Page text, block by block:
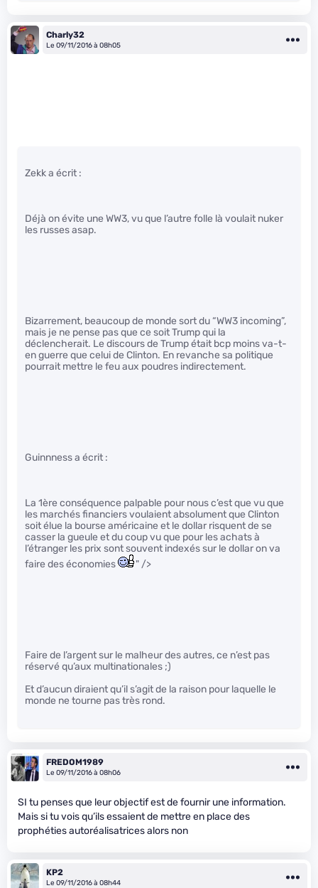
Charly32
Le 09/11/2016 à 08h05
Zekk a écrit :
Déjà on évite une WW3, vu que l’autre folle là voulait nuker
les russes asap.
Bizarrement, beaucoup de monde sort du “WW3 incoming”,
mais je ne pense pas que ce soit Trump qui la
déclencherait. Le discours de Trump était bcp moins va-t-
en guerre que celui de Clinton. En revanche sa politique
pourrait mettre le feu aux poudres indirectement.
Guinnness a écrit :
La 1ère conséquence palpable pour nous c’est que vu que
les marchés financiers voulaient absolument que Clinton
soit élue la bourse américaine et le dollar risquent de se
casser la gueule et du coup vu que pour les achats à
l’étranger les prix sont souvent indexés sur le dollar on va
faire des économies
" />
Faire de l’argent sur le malheur des autres, ce n’est pas
réservé qu’aux multinationales ;)
Et d’aucun diraient qu’il s’agit de la raison pour laquelle le
monde ne tourne pas très rond.
FREDOM1989
Le 09/11/2016 à 08h06
SI tu penses que leur objectif est de fournir une information.
Mais si tu vois qu’ils essaient de mettre en place des
prophéties autoréalisatrices alors non
KP2
Le 09/11/2016 à 08h44